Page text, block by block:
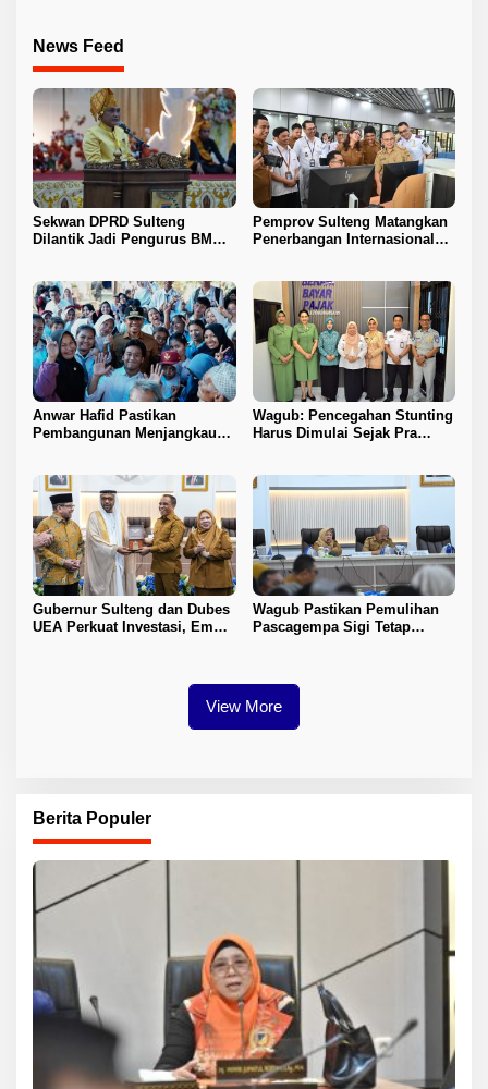
News Feed
Sekwan DPRD Sulteng
Dilantik Jadi Pengurus BMA
Pemprov Sulteng Matangkan
Penerbangan Internasional
Anwar Hafid Pastikan
Pembangunan Menjangkau
Wagub: Pencegahan Stunting
Harus Dimulai Sejak Pra
Gubernur Sulteng dan Dubes
UEA Perkuat Investasi, Empat
Wagub Pastikan Pemulihan
Pascagempa Sigi Tetap
View More
Berita Populer